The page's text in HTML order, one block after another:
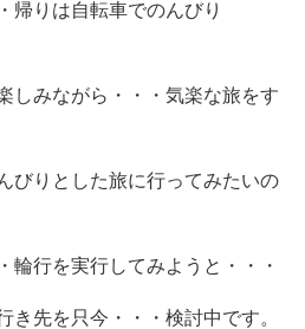
りは自転車でのんびり
ながら・・・気楽な旅をす
とした旅に行ってみたいの
を実行してみようと・・・
・・・検討中です。